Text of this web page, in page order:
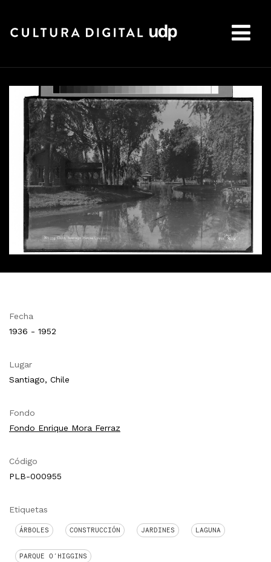
Fecha
1936 - 1952
Lugar
Santiago, Chile
Fondo
Fondo Enrique Mora Ferraz
Código
PLB-000955
Etiquetas
ÁRBOLES CONSTRUCCIÓN JARDINES LAGUNA
PARQUE O´HIGGINS